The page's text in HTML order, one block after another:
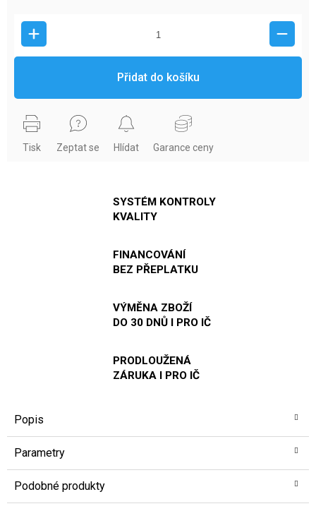
Přidat do košíku
Tisk Zeptat se Hlídat Garance ceny
SYSTÉM KONTROLY
KVALITY
FINANCOVÁNÍ
BEZ PŘEPLATKU
VÝMĚNA ZBOŽÍ
DO 30 DNŮ I PRO IČ
PRODLOUŽENÁ
ZÁRUKA I PRO IČ
Popis
Parametry
Podobné produkty